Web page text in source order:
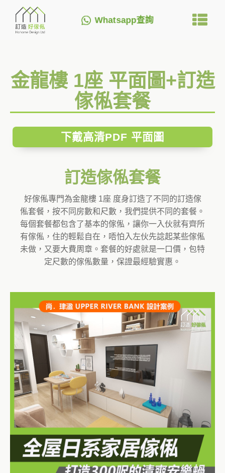
Whatsapp查詢
金龍樓 1座 平面圖+訂造
傢俬套餐
下戴高清PDF 平面圖
訂造傢俬套餐
好傢俬專門為金龍樓 1座 度身訂造了不同的訂造傢
俬套餐，按不同房數和尺數，我們提供不同的套餐。
每個套餐都包含了基本的傢俬，讓你一入伙就有齊所
有傢俬，住的輕鬆自在，唔怕入左伙先諗起某些傢俬
未做，又要大費周章。套餐的好處就是一口價，包特
定尺數的傢俬數量，保證最經驗實惠。